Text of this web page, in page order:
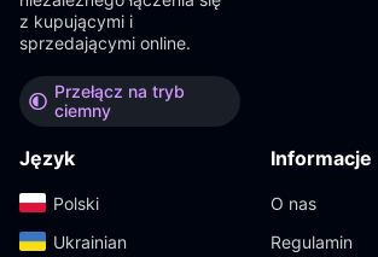
z kupującymi i
sprzedającymi online.
Przełącz na tryb
ciemny
Język
Polski‎
Ukrainian‎
Informacje
O nas
Regulamin